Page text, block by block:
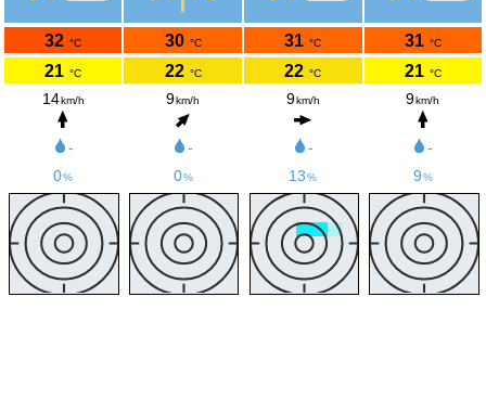
32 °C
21 °C
14km/h
-
0%
30 °C
22 °C
9km/h
-
0%
31 °C
22 °C
9km/h
-
13 %
31 °C
21 °C
9km/h
-
9%